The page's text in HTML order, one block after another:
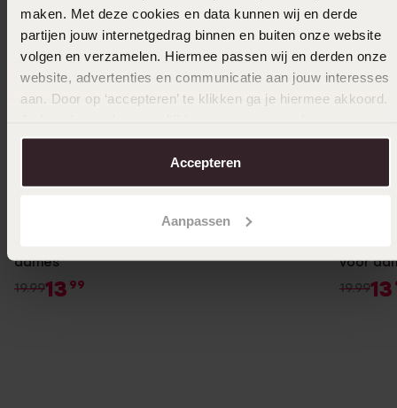
maken. Met deze cookies en data kunnen wij en derde
partijen jouw internetgedrag binnen en buiten onze website
volgen en verzamelen. Hiermee passen wij en derden onze
website, advertenties en communicatie aan jouw interesses
aan. Door op ‘accepteren’ te klikken ga je hiermee akkoord.
over in onscookiebeleid.
Accepteren
Aanpassen
dames
19.9913 99
voor
19.9913